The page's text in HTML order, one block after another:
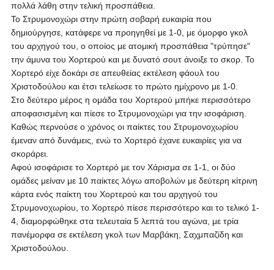
πολλά λάθη στην τελική προσπάθεια.
Το Στρυμονοχώρι στην πρώτη σοβαρή ευκαιρία που
δημιούργησε, κατάφερε να προηγηθεί με 1-0, με όμορφο γκολ
του αρχηγού του, ο οποίος με ατομική προσπάθεια "τρύπησε"
την άμυνα του Χορτερού και με δυνατό σουτ άνοιξε το σκορ. Το
Χορτερό είχε δοκάρι σε απευθείας εκτέλεση φάουλ του
Χριστοδούλου και έτσι τελείωσε το πρώτο ημίχρονο με 1-0.
Στο δεύτερο μέρος η ομάδα του Χορτερού μπήκε περισσότερο
αποφασισμένη και πίεσε το Στρυμονοχώρι για την ισοφάριση.
Καθώς περνούσε ο χρόνος οι παίκτες του Στρυμονοχωρίου
έμεναν από δυνάμεις, ενώ το Χορτερό έχανε ευκαιρίες για να
σκοράρει.
Αφού ισοφάρισε το Χορτερό με τον Χάρισμα σε 1-1, οι δύο
ομάδες μείναν με 10 παίκτες λόγω αποβολών με δεύτερη κίτρινη
κάρτα ενός παίκτη του Χορτερού και του αρχηγού του
Στρυμονοχωρίου, το Χορτερό πίεσε περισσότερο και το τελικό 1-
4, διαμορφώθηκε στα τελευταία 5 λεπτά του αγώνα, με τρία
πανέμορφα σε εκτέλεση γκολ των Μαρβάκη, Σαχμπαζίδη και
Χριστοδούλου.